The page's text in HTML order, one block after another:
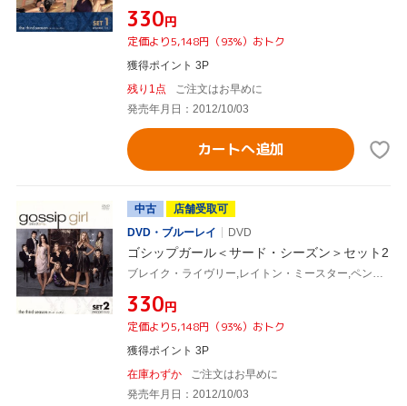
¥330円
定価より5,148円（93%）おトク
獲得ポイント 3P
残り1点
ご注文はお早めに
発売年月日：2012/10/03
カートへ追加
中古
店舗受取可
DVD・ブルーレイ
DVD
ゴシップガール＜サード・シーズン＞セット2
ブレイク・ライヴリー,レイトン・ミースター,ペン・バッジリー,セシリー・フォン・ジーゲザー(原作)
¥330円
定価より5,148円（93%）おトク
獲得ポイント 3P
在庫わずか
ご注文はお早めに
発売年月日：2012/10/03